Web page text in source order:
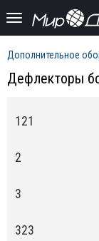
Дополнительное
Дефлекторы
121
2
3
323